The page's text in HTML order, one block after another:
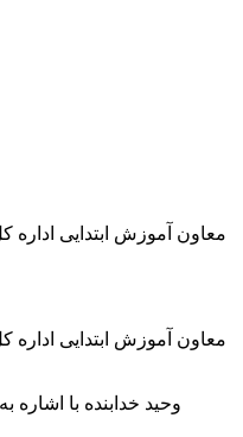
معاون آموزش ابتدایی
معاون آموزش ابتدایی
وحید خدابنده با